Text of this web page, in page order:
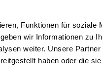
Funktionen für soziale
wir Informationen zu
weiter. Unsere
haben oder die